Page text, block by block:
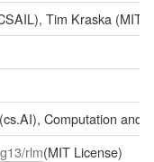
Tim Kraska (MIT
Computation and
rlm(MIT License)